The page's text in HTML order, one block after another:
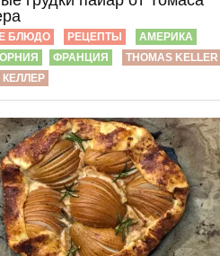
БЛЮДО РЕЦЕПТЫ
АМЕРИКА
ФРАНЦИЯ
THOMAS KELLER